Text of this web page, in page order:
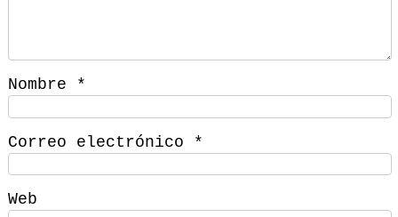
Nombre *
Correo electrónico *
Web